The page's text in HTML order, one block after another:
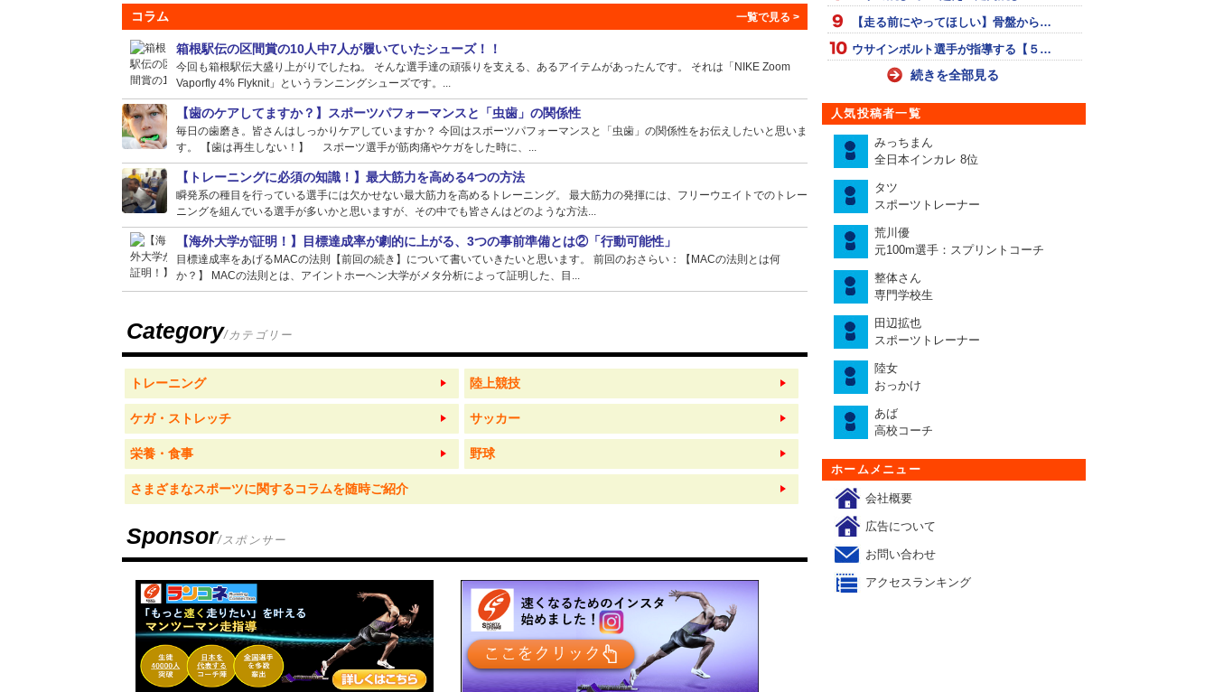
コラム
箱根駅伝の区間賞の10人中7人が履いていたシューズ！！
今回も箱根駅伝大盛り上がりでしたね。 そんな選手達の頑張りを支える、あるアイテムがあったんです。 それは「NIKE Zoom
Vaporfly 4% Flyknit」というランニングシューズです。...
【歯のケアしてますか？】スポーツパフォーマンスと「虫歯」の関係性
毎日の歯磨き。皆さんはしっかりケアしていますか？ 今回はスポーツパフォーマンスと「虫歯」の関係性をお伝えしたいと思いま
す。 【歯は再生しない！】 スポーツ選手が筋肉痛やケガをした時に、...
【トレーニングに必須の知識！】最大筋力を高める4つの方法
瞬発系の種目を行っている選手には欠かせない最大筋力を高めるトレーニング。 最大筋力の発揮には、フリーウエイトでのトレー
ニングを組んでいる選手が多いかと思いますが、その中でも皆さんはどのような方法...
【海外大学が証明！】目標達成率が劇的に上がる、3つの事前準備とは②「行動可能性」
目標達成率をあげるMACの法則【前回の続き】について書いていきたいと思います。 前回のおさらい：【MACの法則とは何
か？】 MACの法則とは、アイントホーヘン大学がメタ分析によって証明した、目...
Category/カテゴリー
トレーニング 陸上競技
ケガ・ストレッチ サッカー
栄養・食事 野球
さまざまなスポーツに関するコラムを随時ご紹介
Sponsor/スポンサー
【走る前にやってほしい】骨盤から…
ウサインボルト選手が指導する【５…
続きを全部見る
人気投稿者一覧
みっちまん
全日本インカレ 8位
タツ
スポーツトレーナー
荒川優
元100m選手：スプリントコーチ
整体さん
専門学校生
田辺拡也
スポーツトレーナー
陸女
おっかけ
あば
高校コーチ
ホームメニュー
会社概要
広告について
お問い合わせ
アクセスランキング